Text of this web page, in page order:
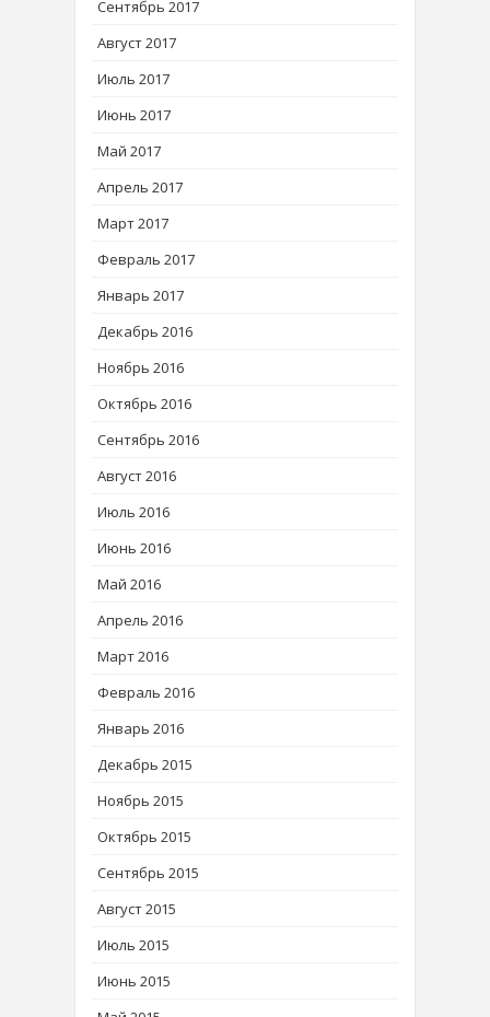
Сентябрь 2017
Август 2017
Июль 2017
Июнь 2017
Май 2017
Апрель 2017
Март 2017
Февраль 2017
Январь 2017
Декабрь 2016
Ноябрь 2016
Октябрь 2016
Сентябрь 2016
Август 2016
Июль 2016
Июнь 2016
Май 2016
Апрель 2016
Март 2016
Февраль 2016
Январь 2016
Декабрь 2015
Ноябрь 2015
Октябрь 2015
Сентябрь 2015
Август 2015
Июль 2015
Июнь 2015